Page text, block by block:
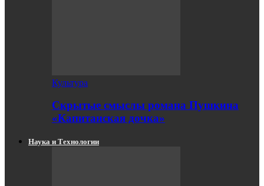
Культура
Скрытые смыслы романа Пушкина
«Капитанская дочка»
Наука и Технологии